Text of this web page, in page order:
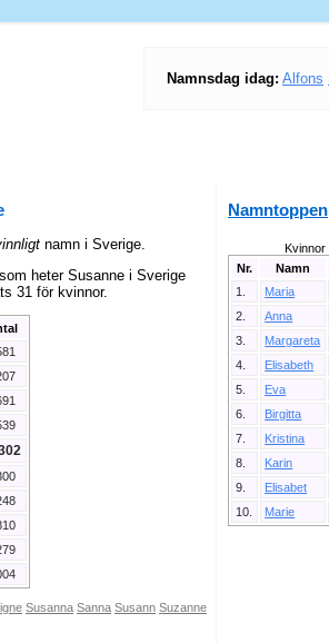
Namnsdag idag: Alfons
namn i Sverige.
heter Susanne i Sverige
31 för kvinnor.
Susanna Sanna Susann Suzanne
Namntoppen
Kvinnor
Nr.
Namn
1.
Maria
2.
Anna
3.
Margareta
4.
Elisabeth
5.
Eva
6.
Birgitta
7.
Kristina
8.
Karin
9.
Elisabet
10.
Marie